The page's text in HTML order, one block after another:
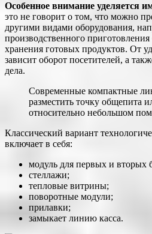
Особенное внимание уделяется
это не говорит о том, что можно
другими видами оборудования,
производственного
хранения готовых продуктов. От
зависит оборот посетителей, а
дела.
Современные компактные
разместить точку общепита
относительно небольшом
Классический вариант
включает в себя:
модуль для первых и вторых
стеллажи;
тепловые витрины;
поворотные модули;
прилавки;
замыкает линию касса.